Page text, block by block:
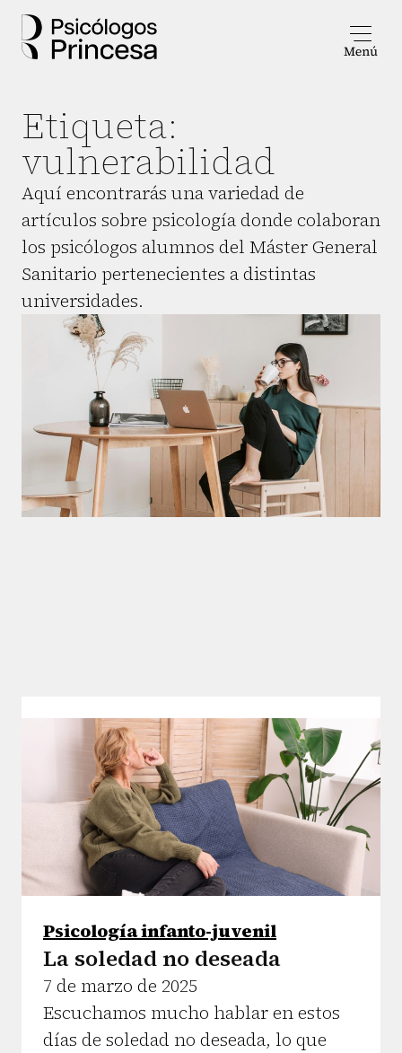
Etiqueta:
vulnerabilidad
Aquí encontrarás una variedad de
artículos sobre psicología donde colaboran
los psicólogos alumnos del Máster General
Sanitario pertenecientes a distintas
universidades.
Psicología infanto-juvenil
La soledad no deseada
7 de marzo de 2025
Escuchamos mucho hablar en estos
días de soledad no deseada, lo que